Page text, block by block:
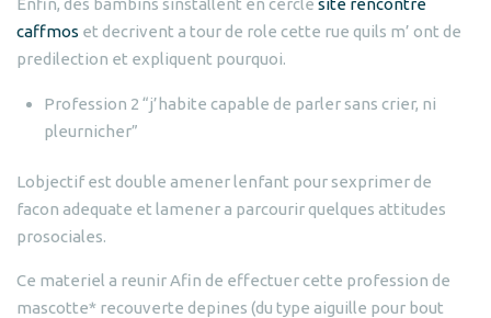
Enfin, des bambins sinstallent en cercle site rencontre
caffmos et decrivent a tour de role cette rue quils m’ ont de
predilection et expliquent pourquoi.
Profession 2 “j’habite capable de parler sans crier, ni
pleurnicher”
Lobjectif est double amener lenfant pour sexprimer de
facon adequate et lamener a parcourir quelques attitudes
prosociales.
Ce materiel a reunir Afin de effectuer cette profession de
mascotte* recouverte depines (du type aiguille pour bout